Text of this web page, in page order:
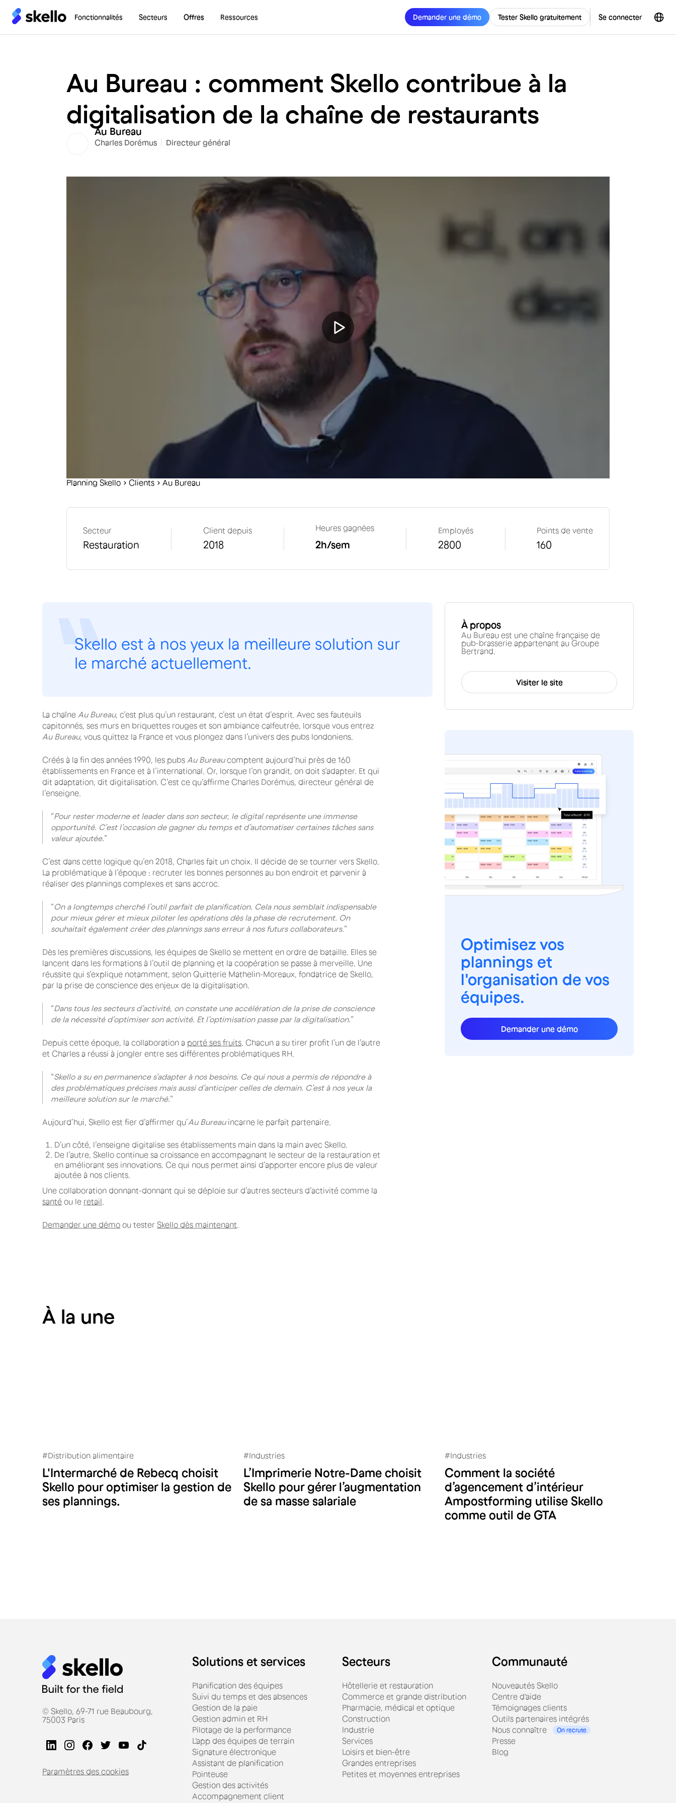
Fonctionnalités Secteurs Offres Ressources Demander une démo Tester Skello gratuitement Se connecter
Au Bureau : comment Skello contribue à la
digitalisation de la chaîne de restaurants
Au Bureau
Charles Dorémus Directeur général
Planning Skello Clients Au Bureau
Secteur
Restauration
Client depuis
2018
Heures gagnées
2h/sem
Employés
2800
Points de vente
160
Skello est à nos yeux la meilleure solution sur
le marché actuellement.
La chaîne Au Bureau, c’est plus qu’un restaurant, c’est un état d’esprit. Avec ses fauteuils
capitonnés, ses murs en briquettes rouges et son ambiance calfeutrée, lorsque vous entrez
Au Bureau, vous quittez la France et vous plongez dans l’univers des pubs londoniens.
Créés à la fin des années 1990, les pubs Au Bureaucomptent aujourd’hui près de 160
établissements en France et à l’international. Or, lorsque l’on grandit, on doit s’adapter. Et qui
dit adaptation, dit digitalisation. C’est ce qu’affirme Charles Dorémus, directeur général de
l’enseigne.
“Pour rester moderne et leader dans son secteur, le digital représente une immense
opportunité. C’est l’occasion de gagner du temps et d’automatiser certaines tâches sans
valeur ajoutée.”
C’est dans cette logique qu’en 2018, Charles fait un choix. Il décide de se tourner vers Skello.
La problématique à l’époque : recruter les bonnes personnes au bon endroit et parvenir à
réaliser des plannings complexes et sans accroc.
“On a longtemps cherché l’outil parfait de planification. Cela nous semblait indispensable
pour mieux gérer et mieux piloter les opérations dès la phase de recrutement. On
souhaitait également créer des plannings sans erreur à nos futurs collaborateurs.”
Dès les premières discussions, les équipes de Skello se mettent en ordre de bataille. Elles se
lancent dans les formations à l’outil de planning et la coopération se passe à merveille. Une
réussite qui s’explique notamment, selon Quitterie Mathelin-Moreaux, fondatrice de Skello,
par la prise de conscience des enjeux de la digitalisation.
“Dans tous les secteurs d’activité, on constate une accélération de la prise de conscience
de la nécessité d’optimiser son activité. Et l’optimisation passe par la digitalisation.”
Depuis cette époque, la collaboration a porté ses fruits . Chacun a su tirer profit l’un de l’autre
et Charles a réussi à jongler entre ses différentes problématiques RH.
“Skello a su en permanence s’adapter à nos besoins. Ce qui nous a permis de répondre à
des problématiques précises mais aussi d’anticiper celles de demain. C’est à nos yeux la
meilleure solution sur le marché.”
Aujourd’hui, Skello est fier d’affirmer qu’Au Bureauincarne le parfait partenaire.
D’un côté, l’enseigne digitalise ses établissements main dans la main avec Skello.
De l’autre, Skello continue sa croissance en accompagnant le secteur de la restauration et
en améliorant ses innovations. Ce qui nous permet ainsi d’apporter encore plus de valeur
ajoutée à nos clients.
Une collaboration donnant-donnant qui se déploie sur d’autres secteurs d’activité comme la
santé ou le retail
Demander une démo ou tester Skello dès maintenant
À propos
Au Bureau est une chaîne française de
pub-brasserie appartenant au Groupe
Bertrand.
Visiter le site
Optimisez vos
plannings et
l'organisation de vos
équipes.
Demander une démo
À la une
Intermarché Rebecq
#Distribution alimentaire
L'Intermarché de Rebecq choisit
Skello pour optimiser la gestion de
ses plannings.
Imprimerie Notre-Dame
#Industries
L’Imprimerie Notre-Dame choisit
Skello pour gérer l’augmentation
de sa masse salariale
A.M postforming
#Industries
Comment la société
d’agencement d’intérieur
Ampostforming utilise Skello
comme outil de GTA
© Skello, 69-71 rue Beaubourg,
75003 Paris
Paramètres des cookies
Solutions et services
Planification des équipes
Suivi du temps et des absences
Gestion de la paie
Gestion admin et RH
Pilotage de la performance
L'app des équipes de terrain
Signature électronique
Assistant de planification
Pointeuse
Gestion des activités
Accompagnement client
Secteurs
Hôtellerie et restauration
Commerce et grande distribution
Pharmacie, médical et optique
Construction
Industrie
Services
Loisirs et bien-être
Grandes entreprises
Petites et moyennes entreprises
Communauté
Nouveautés Skello
Centre d'aide
Témoignages clients
Outils partenaires intégrés
Nous connaître
On recrute
Presse
Blog